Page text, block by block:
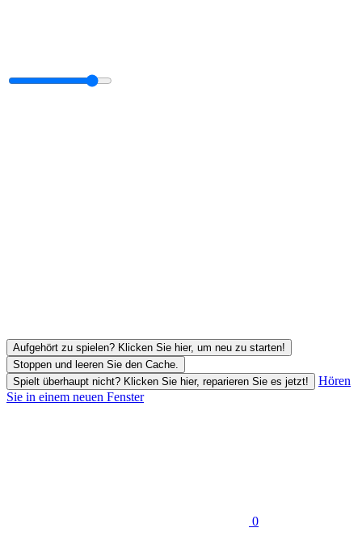
Aufgehört zu spielen? Klicken Sie hier, um neu zu starten!
Stoppen und leeren Sie den Cache.
Spielt überhaupt nicht? Klicken Sie hier, reparieren Sie es jetzt!
Hören
Sie in einem neuen Fenster
0